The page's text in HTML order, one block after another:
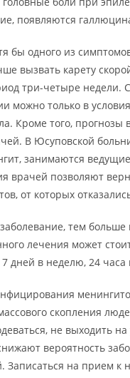
появляются
бы одного из
вызвать карету
три-четыре недели.
можно только в
Кроме того, прогнозы
В Юсуповской
занимаются
врачей позволяют
от которых
тем больше
лечения может
дней в неделю, 24 часа
скопления
не выходить
вероятность
Записаться на прием к